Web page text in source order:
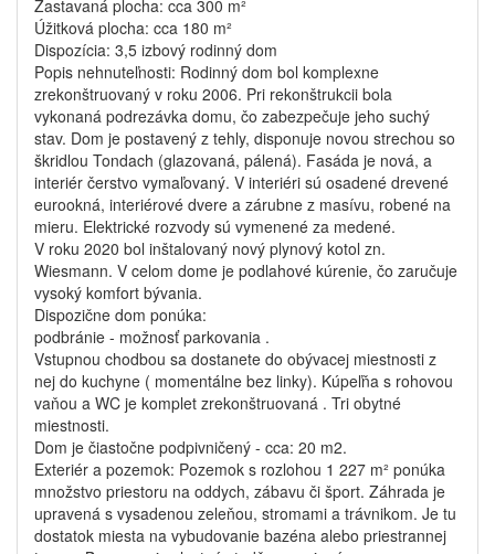
Zastavaná plocha: cca 300 m²
Úžitková plocha: cca 180 m²
Dispozícia: 3,5 izbový rodinný dom
Popis nehnuteľnosti: Rodinný dom bol komplexne
zrekonštruovaný v roku 2006. Pri rekonštrukcii bola
vykonaná podrezávka domu, čo zabezpečuje jeho suchý
stav. Dom je postavený z tehly, disponuje novou strechou so
škridlou Tondach (glazovaná, pálená). Fasáda je nová, a
interiér čerstvo vymaľovaný. V interiéri sú osadené drevené
eurookná, interiérové dvere a zárubne z masívu, robené na
mieru. Elektrické rozvody sú vymenené za medené.
V roku 2020 bol inštalovaný nový plynový kotol zn.
Wiesmann. V celom dome je podlahové kúrenie, čo zaručuje
vysoký komfort bývania.
Dispozične dom ponúka:
podbránie - možnosť parkovania .
Vstupnou chodbou sa dostanete do obývacej miestnosti z
nej do kuchyne ( momentálne bez linky). Kúpeľňa s rohovou
vaňou a WC je komplet zrekonštruovaná . Tri obytné
miestnosti.
Dom je čiastočne podpivničený - cca: 20 m2.
Exteriér a pozemok: Pozemok s rozlohou 1 227 m² ponúka
množstvo priestoru na oddych, zábavu či šport. Záhrada je
upravená s vysadenou zeleňou, stromami a trávnikom. Je tu
dostatok miesta na vybudovanie bazéna alebo priestrannej